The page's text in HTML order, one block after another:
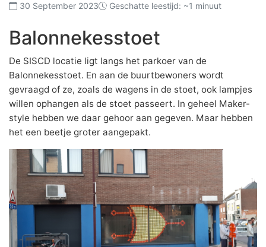
30 September 2023 Geschatte leestijd: ~1 minuut
Balonnekesstoet
De SISCD locatie ligt langs het parkoer van de
Balonnekesstoet. En aan de buurtbewoners wordt
gevraagd of ze, zoals de wagens in de stoet, ook lampjes
willen ophangen als de stoet passeert. In geheel Maker-
style hebben we daar gehoor aan gegeven. Maar hebben
het een beetje groter aangepakt.